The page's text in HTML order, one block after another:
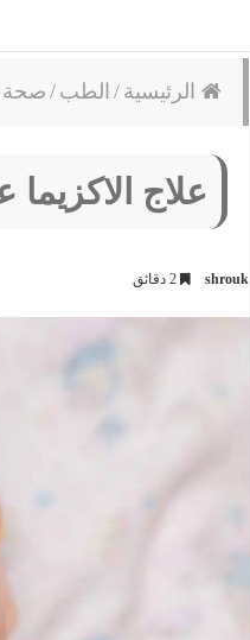
الرئيسية / الطب / صحة
علاج الاكزيما
shrouk